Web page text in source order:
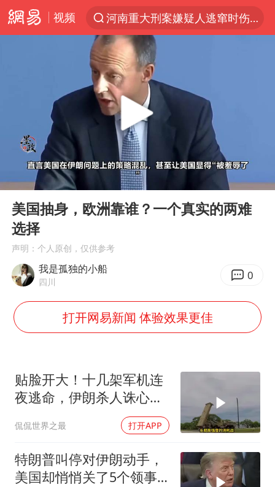
视频
河南重大刑案嫌疑人逃窜时伤害多人
光影经济撬动暑期消费新蓝海
浙江上海等地有大雨或暴雨
金饰克价一夜涨回1300元
粉丝穿热巴应援球衣收获拜仁球员签名
新疆景区自驾服务费改为按车收费
多家A股公司收到美国关税退款
视频丨中国东方电气集团原党组副书记、董事宋致远被查
直击东北超：哈尔滨vs通辽
香港宏福苑火灾或由烟头引起
酒店回应车内过夜被收150元
几元成本的AI广告导致千万市值蒸发
Play
00:00 09:15
美国抽身，欧洲靠谁？一个真实的两难
选择
声明：个人原创，仅供参考
我是孤独的小船
四川 0
打开网易新闻 体验效果更佳
贴脸开大！十几架军机连
夜逃命，伊朗杀人诛心，
侃侃世界之最 打开APP
特朗普叫停对伊朗动手，
美国却悄悄关了5个领事